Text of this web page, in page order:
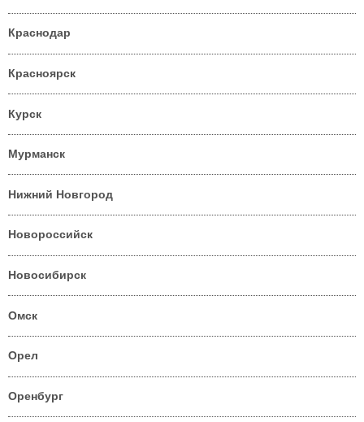
Краснодар
Красноярск
Курск
Мурманск
Нижний Новгород
Новороссийск
Новосибирск
Омск
Орел
Оренбург